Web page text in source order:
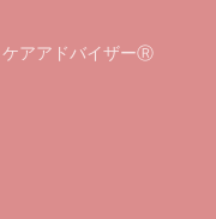
ケアアドバイザーⓇ